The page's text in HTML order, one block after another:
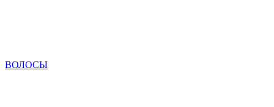
ВОЛОСЫ